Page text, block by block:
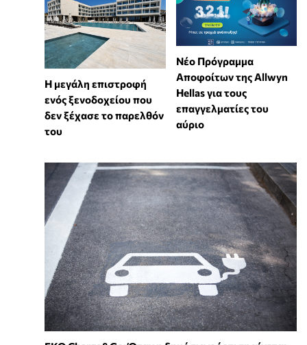
Η μεγάλη επιστροφή
ενός ξενοδοχείου που
δεν ξέχασε το παρελθόν
του
Νέο Πρόγραμμα
Αποφοίτων της Allwyn
Hellas για τους
επαγγελματίες του
αύριο